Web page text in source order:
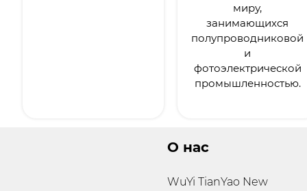
миру,
занимающихся
полупроводниковой
и
фотоэлектрической
промышленностью.
О нас
WuYi TianYao New